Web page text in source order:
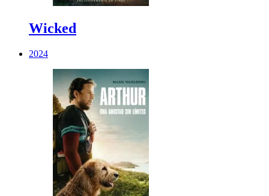
Wicked
2024